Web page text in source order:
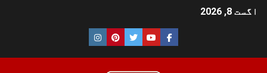
اگست 8, 2026